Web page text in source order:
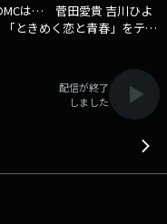
は… 菅田愛貴 吉川ひよ
く恋と青春」をテー
）している、6人組アイド
毎週ゲストを迎え、お送りし
番組ホームページは
style」twitterアカウントは
配信が終了
しました